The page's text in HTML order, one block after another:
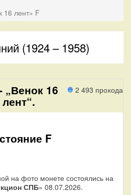
16 лент» F
(1924 – 1958)
2 493 прохода
„Венок 16
лент“.
F
на фото монете состоялись на
СПБ» 08.07.2026.